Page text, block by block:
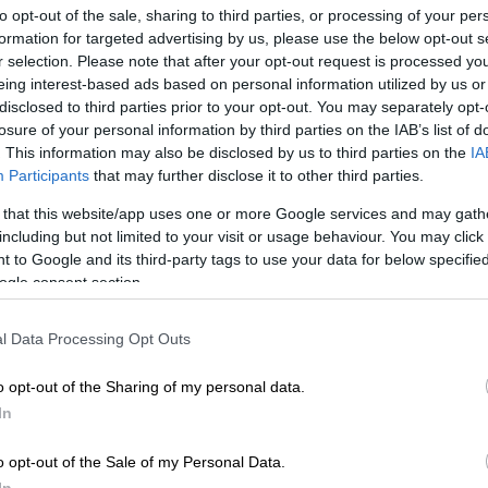
opt-out of the sale, sharing to third parties, or processing of your
for targeted advertising by us, please use the below opt-out
selection. Please note that after your opt-out request is processed
interest-based ads based on personal information utilized by us
to third parties prior to your opt-out. You may separately
of your personal information by third parties on the IAB’s list of
This information may also be disclosed by us to third parties on the
Participants that may further disclose it to other third parties.
that this website/app uses one or more Google services and may
but not limited to your visit or usage behaviour. You may
to Google and its third-party tags to use your data for below
consent section.
Data Processing Opt Outs
opt-out of the Sharing of my personal data.
opt-out of the Sale of my Personal Data.
το ΕΘΝΟΣ στη Google
δρομάκι του Ανόι, ο Le Phuc Hai
βαφή στα μαλλιά του, καθώς θέλει να
σε αυτό του προέδρου των Ηνωμένων
Gia Huy μεταμορφώνεται σε
Κιμ Γιονγκ Ουν.
Κιμ Γιονγκ Ουν, ειδικά όταν έχω αυτό
του οποίου είναι «Ουν» λόγω της
Κορέας.